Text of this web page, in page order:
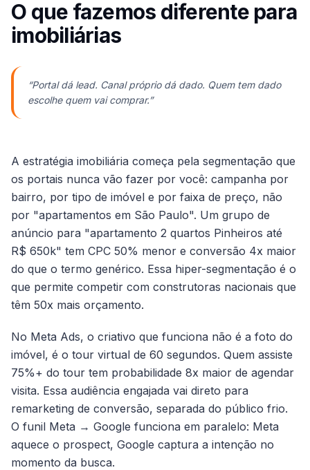
O que fazemos diferente para
imobiliárias
“Portal dá lead. Canal próprio dá dado. Quem tem dado
escolhe quem vai comprar.”
A estratégia imobiliária começa pela segmentação que
os portais nunca vão fazer por você: campanha por
bairro, por tipo de imóvel e por faixa de preço, não
por "apartamentos em São Paulo". Um grupo de
anúncio para "apartamento 2 quartos Pinheiros até
R$ 650k" tem CPC 50% menor e conversão 4x maior
do que o termo genérico. Essa hiper-segmentação é o
que permite competir com construtoras nacionais que
têm 50x mais orçamento.
No Meta Ads, o criativo que funciona não é a foto do
imóvel, é o tour virtual de 60 segundos. Quem assiste
75%+ do tour tem probabilidade 8x maior de agendar
visita. Essa audiência engajada vai direto para
remarketing de conversão, separada do público frio.
O funil Meta → Google funciona em paralelo: Meta
aquece o prospect, Google captura a intenção no
momento da busca.